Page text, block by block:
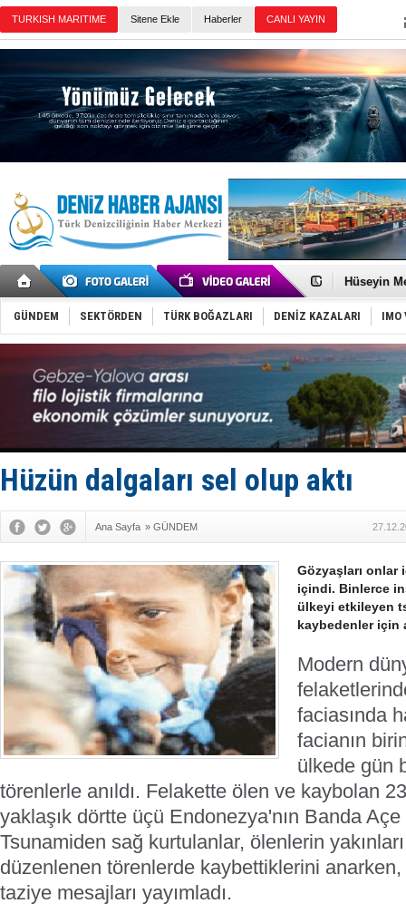
Sitene Ekle Haberler
Hüseyin
Hat-San
Med
Tekne, su
Dışişleri
Depo ve
Kruvaziyer
SES
Denizlerin
GÜNDEM SEKTÖRDEN TÜRK BOĞAZLARI DENİZ KAZALARI IMO
Hüzün dalgaları sel olup aktı
Ana Sayfa » GÜNDEM
Gözyaşları onlar
içindi. Binlerce
ülkeyi etkileyen
kaybedenler için
Modern
faciasında
facianın
ülkede gün
törenlerle anıldı. Felakette ölen ve kaybolan
yaklaşık dörtte üçü Endonezya'nın Banda
Tsunamiden sağ kurtulanlar, ölenlerin
düzenlenen törenlerde kaybettiklerini
taziye mesajları yayımladı.